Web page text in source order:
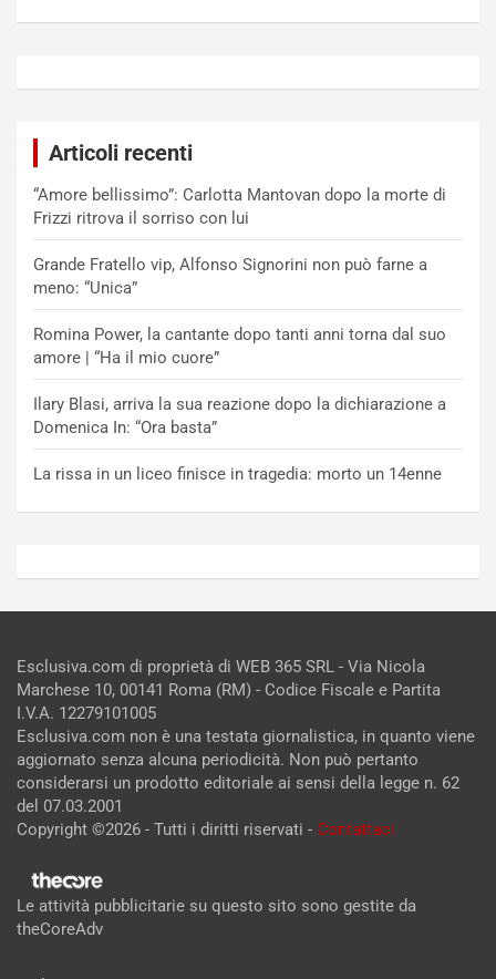
Articoli recenti
“Amore bellissimo”: Carlotta Mantovan dopo la morte di
Frizzi ritrova il sorriso con lui
Grande Fratello vip, Alfonso Signorini non può farne a
meno: “Unica”
Romina Power, la cantante dopo tanti anni torna dal suo
amore | “Ha il mio cuore”
Ilary Blasi, arriva la sua reazione dopo la dichiarazione a
Domenica In: “Ora basta”
La rissa in un liceo finisce in tragedia: morto un 14enne
Esclusiva.com di proprietà di WEB 365 SRL - Via Nicola
Marchese 10, 00141 Roma (RM) - Codice Fiscale e Partita
I.V.A. 12279101005
Esclusiva.com non è una testata giornalistica, in quanto viene
aggiornato senza alcuna periodicità. Non può pertanto
considerarsi un prodotto editoriale ai sensi della legge n. 62
del 07.03.2001
Copyright ©2026 - Tutti i diritti riservati - Contattaci
Le attività pubblicitarie su questo sito sono gestite da
theCoreAdv